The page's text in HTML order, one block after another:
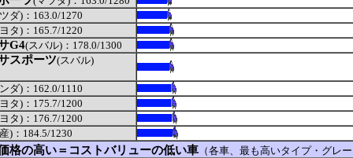
ダ)：163.0/1270
タ)：165.7/1220
G4(スバル)：178.0/1300
スポーツ(スバル)
ダ)：162.0/1110
タ)：175.7/1200
タ)：176.7/1200
)：184.5/1230
格の高い＝コストバリューの低い車 （各車、最も高いタイプ・グレ